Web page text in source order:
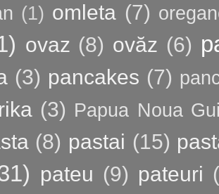
(1) omleta (7)
ovaz (8) ovăz (6)
(3) pancakes (7)
(3) Papua Noua
(8) pastai (15)
pateu (9) pateuri